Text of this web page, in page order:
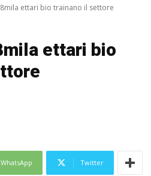
ettari bio trainano il settore
ettari bio
WhatsApp Twitter